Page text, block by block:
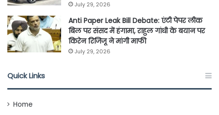
July 29, 2026
Anti Paper Leak Bill Debate: एंटी पेपर लीक
बिल पर संसद में हंगामा, राहुल गांधी के बयान पर
किरेन रिजिजू ने मांगी माफी
July 29, 2026
Quick Links
Home